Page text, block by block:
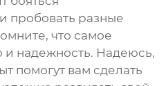
пробовать разные
что самое
и надежность. Надеюсь,
помогут вам сделать